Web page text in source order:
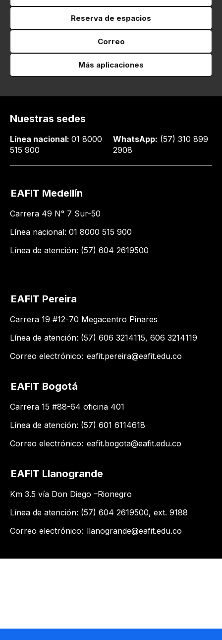
Reserva de espacios
Correo
Más aplicaciones
Nuestras sedes
Línea nacional: 01 8000
515 900
WhatsApp: (57) 310 899
2908
EAFIT Medellín
Carrera 49 N° 7 Sur-50
Línea nacional: 01 8000 515 900
Línea de atención: (57) 604 2619500
EAFIT Pereira
Carrera 19 #12-70 Megacentro Pinares
Línea de atención: (57) 606 3214115, 606 3214119
Correo electrónico: eafit.pereira@eafit.edu.co
EAFIT Bogotá
Carrera 15 #88-64 oficina 401
Línea de atención: (57) 601 6114618
Correo electrónico: eafit.bogota@eafit.edu.co
EAFIT Llanogrande
Km 3.5 vía Don Diego –Rionegro
Línea de atención: (57) 604 2619500​, ext. 9188
Correo electrónico: llanogrande@eafit.edu.co